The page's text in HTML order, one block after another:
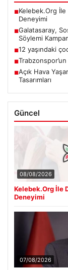
■Kelebek.Org
Deneyimi
■Galatasaray,
Söylemi
■12 yaşındaki
■Trabzonspor’un
■Açık Hava
Tasarımları
Güncel
08/08/2026
Kelebek.Org İle
Deneyimi
07/08/2026